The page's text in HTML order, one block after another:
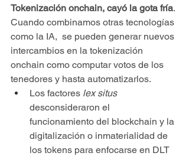
Tokenización onchain, cayó la gota fría.
Cuando combinamos otras tecnologías
como la IA,  se pueden generar nuevos
intercambios en la tokenización
onchain como computar votos de los
tenedores y hasta automatizarlos.
Los factores lex situs
desconsideraron el
funcionamiento del blockchain y la
digitalización o inmaterialidad de
los tokens para enfocarse en DLT